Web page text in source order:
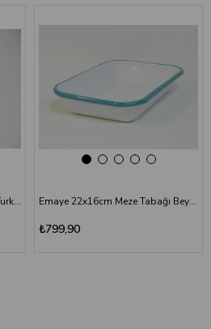
Emaye Kare Mini Meze Tabağı Turkuaz 11 cm Emaye 22x16cm Meze Tabağı Beyaz - Kordon Turkuaz
₺799,90